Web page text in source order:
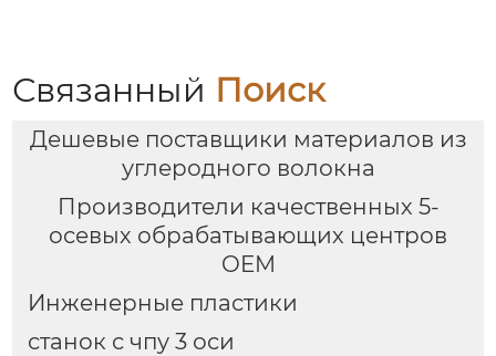
Связанный Поиск
Дешевые поставщики материалов из
углеродного волокна
Производители качественных 5-
осевых обрабатывающих центров
OEM
Инженерные пластики
станок с чпу 3 оси